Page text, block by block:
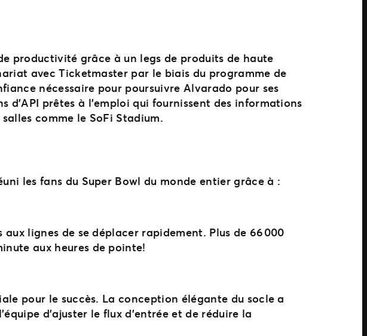
productivité grâce à un legs de produits de haute
avec Ticketmaster par le biais du programme de
nécessaire pour poursuivre Alvarado pour ses
prêtes à l’emploi qui fournissent des informations
comme le SoFi Stadium.
les fans du Super Bowl du monde entier grâce à :
lignes de se déplacer rapidement. Plus de 66 000
aux heures de pointe!
pour le succès. La conception élégante du socle a
d’ajuster le flux d’entrée et de réduire la